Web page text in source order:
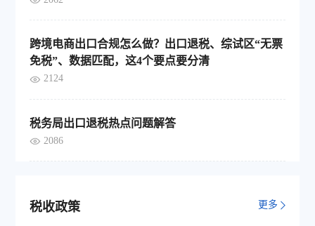
跨境电商出口合规怎么做？出口退税、综试区“无票
免税”、数据匹配，这4个要点要分清
2124
税务局出口退税热点问题解答
2086
税收政策 更多